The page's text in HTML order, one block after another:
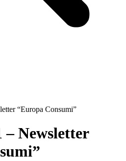
“Europa Consumi”
– Newsletter